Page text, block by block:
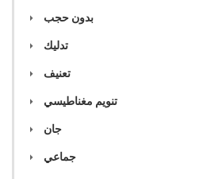
بدون حجب
تدليك
تعنيف
تنويم مغناطيسي
جان
جماعي